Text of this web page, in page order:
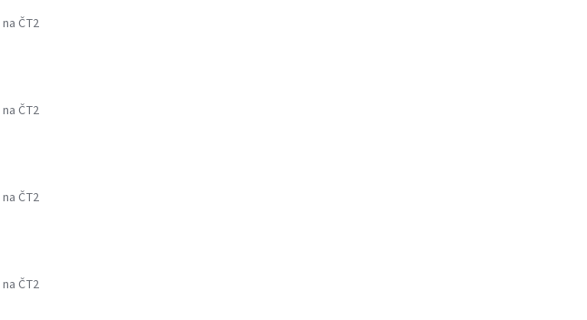
na ČT2
na ČT2
na ČT2
na ČT2